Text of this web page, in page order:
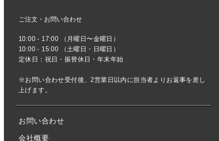
ご注文・お問い合わせ
10:00 - 17:00 （月曜日〜金曜日）
10:00 - 15:00 （土曜日・日曜日）
定休日：祝日・振替休日・年末年始
※お問い合わせ受付後、2営業日以内に担当者よりお返事を差し
上げます。
お問い合わせ
会社概要